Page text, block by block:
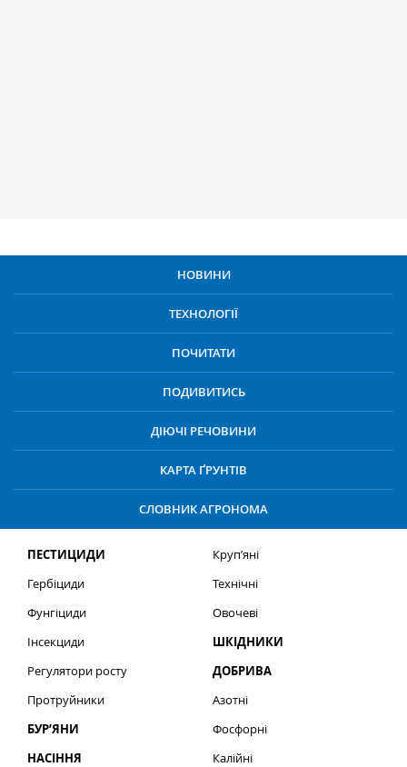
НОВИНИ
ТЕХНОЛОГІЇ
ПОЧИТАТИ
ПОДИВИТИСЬ
ДІЮЧІ РЕЧОВИНИ
КАРТА ҐРУНТІВ
СЛОВНИК АГРОНОМА
ПЕСТИЦИДИ
Гербіциди
Фунгіциди
Інсекциди
Регулятори росту
Протруйники
БУР’ЯНИ
НАСІННЯ
Круп’яні
Технічні
Овочеві
ШКІДНИКИ
ДОБРИВА
Азотні
Фосфорні
Калійні